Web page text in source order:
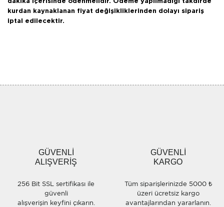
kurdan kaynaklanan fiyat değişikliklerinden dolayı sipariş
iptal edilecektir.
Ürün fiyatı diğer sitelerden daha pahalı.
Bu ürüne benzer farklı alternatifler olmalı.
GÜVENLİ
ALIŞVERİŞ
256 Bit SSL sertifikası ile
güvenli
alışverişin keyfini çıkarın.
GÜVENLİ
KARGO
Tüm siparişlerinizde 5000 ₺
üzeri ücretsiz kargo
avantajlarından yararlanın.